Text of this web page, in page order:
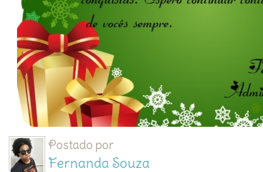
Postado por
Fernanda Souza